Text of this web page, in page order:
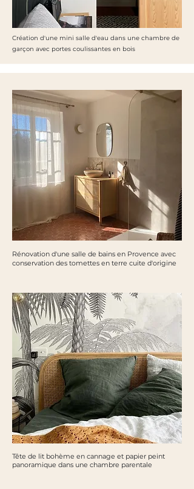
Création d'une mini salle d'eau dans une chambre de
garçon avec portes coulissantes en bois
Rénovation d'une salle de bains en Provence avec
conservation des tomettes en terre cuite d'origine
Tête de lit bohème en cannage et papier peint
panoramique dans une chambre parentale